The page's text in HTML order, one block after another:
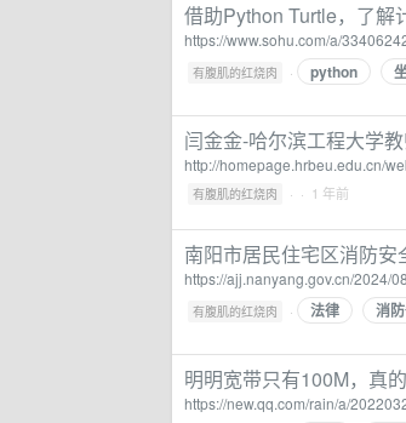
借助Python Turtle，了解
https://www.sohu.com/a/
有腹肌的红烧肉 · python
闫金金-哈尔滨工程大学
http://homepage.hrbeu.edu.cn/
有腹肌的红烧肉 · · 1 年前
南阳市居民住宅区消防
https://ajj.nanyang.gov.cn/2024/
有腹肌的红烧肉 · 法律 消
明明宽带只有100M，真
https://new.qq.com/rain/a/